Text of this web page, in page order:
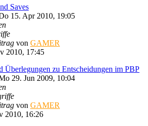
Saves
15. Apr 2010, 19:05
von GAMER
2010, 17:45
Überlegungen zu Entscheidungen im PBP
29. Jun 2009, 10:04
von GAMER
2010, 16:26